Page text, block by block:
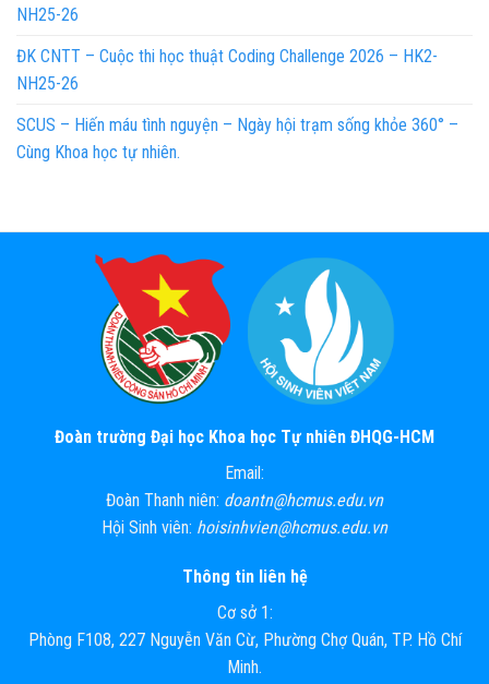
NH25-26
ĐK CNTT – Cuộc thi học thuật Coding Challenge 2026 – HK2-
NH25-26
SCUS – Hiến máu tình nguyện – Ngày hội trạm sống khỏe 360° –
Cùng Khoa học tự nhiên.
Đoàn trường Đại học Khoa học Tự nhiên ĐHQG-HCM
Email:
Đoàn Thanh niên: doantn@hcmus.edu.vn
Hội Sinh viên: hoisinhvien@hcmus.edu.vn
Thông tin liên hệ
Cơ sở 1:
Phòng F108, 227 Nguyễn Văn Cừ, Phường Chợ Quán, TP. Hồ Chí
Minh.